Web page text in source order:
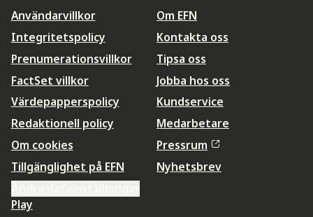
Användarvillkor
Integritetspolicy
Prenumerationsvillkor
FactSet villkor
Värdepapperspolicy
Redaktionell policy
Om cookies
Tillgänglighet på EFN
Om EFN
Kontakta oss
Tipsa oss
Jobba hos oss
Kundservice
Medarbetare
Pressrum
Nyhetsbrev
Play